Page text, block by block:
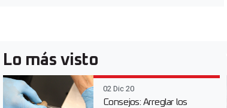
Lo más visto
02 Dic 20
Consejos: Arreglar los